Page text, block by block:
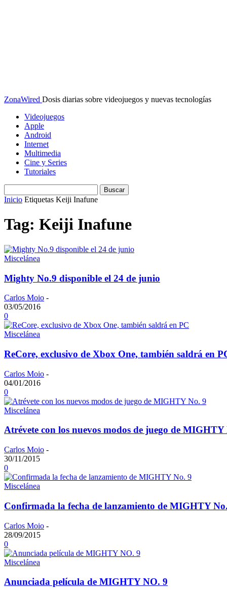
ZonaWired Dosis diarias sobre videojuegos y nuevas tecnologías
Videojuegos
Apple
Android
Internet
Multimedia
Cine y Series
Tutoriales
Inicio Etiquetas Keiji Inafune
Tag: Keiji Inafune
Miscelánea
Mighty No.9 disponible el 24 de junio
Carlos Moio -
03/05/2016
0
Miscelánea
ReCore, exclusivo de Xbox One, también saldrá en
Carlos Moio -
04/01/2016
0
Miscelánea
Atrévete con los nuevos modos de juego de MIGHTY
Carlos Moio -
30/11/2015
0
Miscelánea
Confirmada la fecha de lanzamiento de MIGHTY
Carlos Moio -
28/09/2015
0
Miscelánea
Anunciada película de MIGHTY NO. 9